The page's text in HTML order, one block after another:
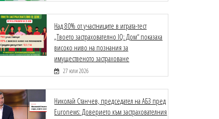
Над 80% от участниците в играта-тест
„Твоето застрахователно IQ: Дом“ показаха
високо ниво на познания за
имущественото застраховане
27 юли 2026
Николай Станчев, председател на АБЗ пред
Euronews: Доверието към застрахователния